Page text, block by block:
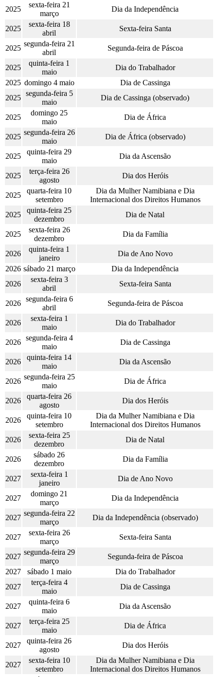
2025
sexta-feira 21
março
Dia da Independência
2025
sexta-feira 18
abril
Sexta-feira Santa
2025
segunda-feira 21
abril
Segunda-feira de Páscoa
2025
quinta-feira 1
maio
Dia do Trabalhador
2025 domingo 4 maio
Dia de Cassinga
2025
segunda-feira 5
maio
Dia de Cassinga (observado)
2025
domingo 25
maio
Dia de África
2025
segunda-feira 26
maio
Dia de África (observado)
2025
quinta-feira 29
maio
Dia da Ascensão
2025
terça-feira 26
agosto
Dia dos Heróis
2025
quarta-feira 10
setembro
Dia da Mulher Namibiana e Dia
Internacional dos Direitos Humanos
2025
quinta-feira 25
dezembro
Dia de Natal
2025
sexta-feira 26
dezembro
Dia da Família
2026
quinta-feira 1
janeiro
Dia de Ano Novo
2026 sábado 21 março
Dia da Independência
2026
sexta-feira 3
abril
Sexta-feira Santa
2026
segunda-feira 6
abril
Segunda-feira de Páscoa
2026
sexta-feira 1
maio
Dia do Trabalhador
2026
segunda-feira 4
maio
Dia de Cassinga
2026
quinta-feira 14
maio
Dia da Ascensão
2026
segunda-feira 25
maio
Dia de África
2026
quarta-feira 26
agosto
Dia dos Heróis
2026
quinta-feira 10
setembro
Dia da Mulher Namibiana e Dia
Internacional dos Direitos Humanos
2026
sexta-feira 25
dezembro
Dia de Natal
2026
sábado 26
dezembro
Dia da Família
2027
sexta-feira 1
janeiro
Dia de Ano Novo
2027
domingo 21
março
Dia da Independência
2027
segunda-feira 22
março
Dia da Independência (observado)
2027
sexta-feira 26
março
Sexta-feira Santa
2027
segunda-feira 29
março
Segunda-feira de Páscoa
2027
sábado 1 maio
Dia do Trabalhador
2027
terça-feira 4
maio
Dia de Cassinga
2027
quinta-feira 6
maio
Dia da Ascensão
2027
terça-feira 25
maio
Dia de África
2027
quinta-feira 26
agosto
Dia dos Heróis
2027
sexta-feira 10
setembro
Dia da Mulher Namibiana e Dia
Internacional dos Direitos Humanos